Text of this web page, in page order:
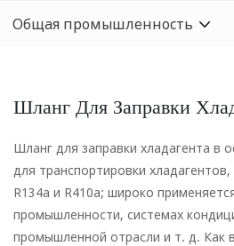
Общая промышленность
Шланг Для Заправки
Шланг для заправки хладагента в
для транспортировки хладагентов,
R134a и R410a; широко
промышленности, системах
промышленной отрасли и т. д. Как